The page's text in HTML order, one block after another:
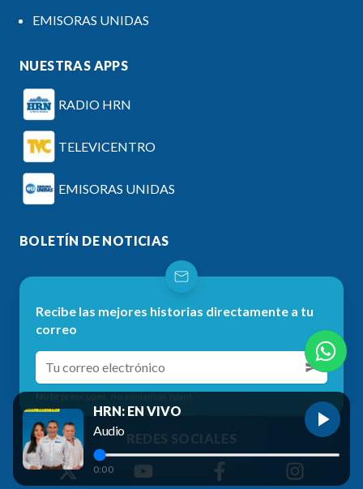
EMISORAS UNIDAS
NUESTRAS APPS
RADIO HRN
TELEVICENTRO
EMISORAS UNIDAS
BOLETÍN DE NOTICIAS
Recibe las mejores historias directamente a tu
correo
No te preocupes, no enviamos spam.
REDES SOCIALES
HRN: EN VIVO
Audio
0:00